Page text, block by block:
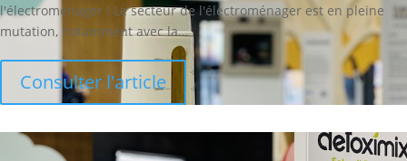
l'électroménager ! Le secteur de l'électroménager est en pleine
mutation, notamment avec la...
Consulter l'article